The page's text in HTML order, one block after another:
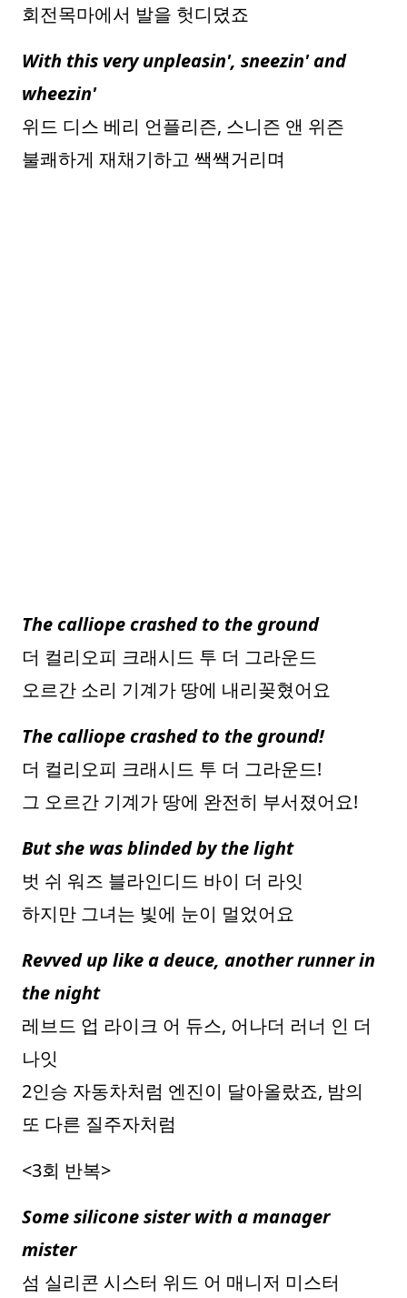
회전목마에서 발을 헛디뎠죠
With this very unpleasin', sneezin' and
wheezin'
위드 디스 베리 언플리즌, 스니즌 앤 위즌
불쾌하게 재채기하고 쌕쌕거리며
The calliope crashed to the ground
더 컬리오피 크래시드 투 더 그라운드
오르간 소리 기계가 땅에 내리꽂혔어요
The calliope crashed to the ground!
더 컬리오피 크래시드 투 더 그라운드!
그 오르간 기계가 땅에 완전히 부서졌어요!
But she was blinded by the light
벗 쉬 워즈 블라인디드 바이 더 라잇
하지만 그녀는 빛에 눈이 멀었어요
Revved up like a deuce, another runner in
the night
레브드 업 라이크 어 듀스, 어나더 러너 인 더
나잇
2인승 자동차처럼 엔진이 달아올랐죠, 밤의
또 다른 질주자처럼
<3회 반복>
Some silicone sister with a manager
mister
섬 실리콘 시스터 위드 어 매니저 미스터